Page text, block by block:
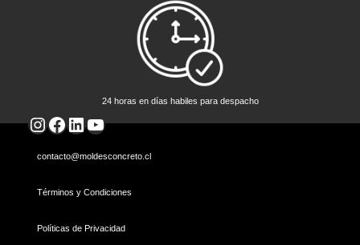
24 horas en días habiles para despacho
Instagram
Facebook
LinkedIn
YouTube
contacto@moldesconcreto.cl
Términos y Condiciones
Políticas de Privacidad